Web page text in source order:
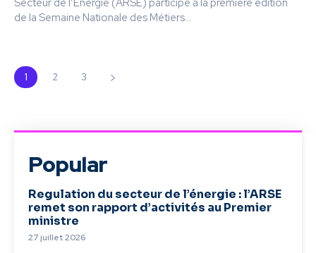
de la Semaine Nationale des Métiers...
1 2 3
Popular
Regulation du secteur de l’énergie : l’ARSE
remet son rapport d’activités au Premier
ministre
27 juillet 2026